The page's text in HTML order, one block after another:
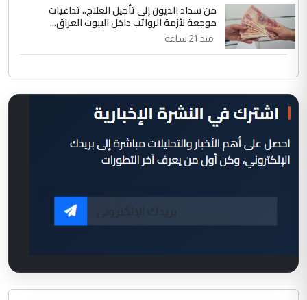
من سداد الديون إلى تأجيل العلاج.. تداعيات
موجعة لأزمة الرواتب داخل البيوت العراق...
منذ 21 ساعة